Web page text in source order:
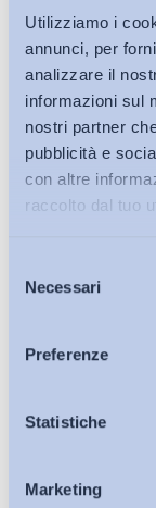
Bollettini ADAPT
Articoli
Osservatori
Eventi
Utilizziamo i
annunci, per
analizzare il
informazioni sul
nostri partner
pubblicità e
con altre
raccolto dal tuo
delNecessari
Preferenze
Statistiche
Marketing
Ho letto e